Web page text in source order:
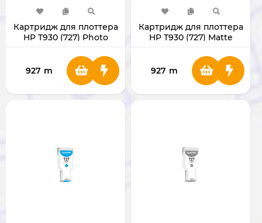
Картридж для плоттера
HP T930 (727) Photo
927 m
Картридж для плоттера
HP T930 (727) Matte
927 m